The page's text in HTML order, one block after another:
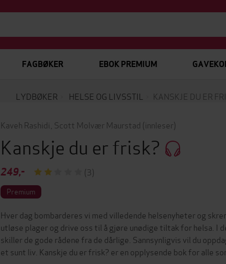
FAGBØKER EBOK PREMIUM
LYDBØKER HELSE OG LIVSSTIL KANSKJE DU ER
Kaveh Rashidi Scott Molvær Maurstad (innleser)
Kanskje du er frisk?
249,- (3)
Premium
Hver dag bombarderes vi med villedende helsenyheter og
utløse plager og drive oss til å gjøre unødige tiltak for helsa. I
skiller de gode rådene fra de dårlige. Sannsynligvis vil du
et sunt liv. Kanskje du er frisk? er en opplysende bok for alle